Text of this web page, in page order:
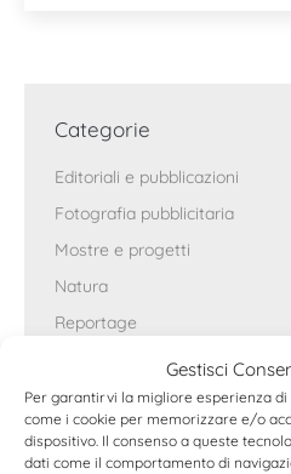
Gestisci
Per garantirvi la migliore esperienza
come i cookie per memorizzare e/o
dispositivo. Il consenso a queste
dati come il comportamento di
Categorie
Editoriali e pubblicazioni
Fotografia pubblicitaria
Mostre e progetti
Natura
Reportage
Varie